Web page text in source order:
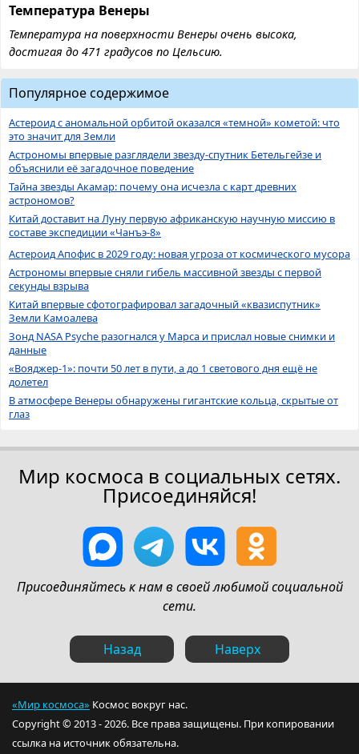
Температура Венеры
Температура на поверхности Венеры очень высока,
достигая до 471 градусов по Цельсию.
Популярное содержимое
Астероид с аномальной орбитой оказался «темной» кометой: что
это значит для Земли
Астрономы впервые разглядели звезду-спутник Бетельгейзе и
объяснили её загадочное поведение
Тайна звезды Акамар: почему она исчезла с карт древних
астрономов?
Китай доставит на Луну первую африканскую научную миссию в
составе экспедиции «Чанъэ-8»
Астероид Апофис в 2029 году: новая угроза от космического мусора
Астрономы впервые сняли гибель массивной звезды с первой
секунды взрыва
Китай впервые сфотографировал загадочный «квазиспутник»
Земли Камоалева
Зонд NASA Psyche разогнался у Марса и прислал новые снимки и
данные
«Вояджер-1»: почти 50 лет в пути, а до 1 светового дня ещё не
долетел
В атмосфере Венеры обнаружены гигантские кольца, скрытые от
глаз
Мир космоса в социальных сетях.
Присоединяйся!
Присоединяйтесь к нам в своей любимой социальной
сети.
Назад Наверх
«Мир космоса» Космос вокруг нас.
Copyright © 2013 - 2026. Все права защищены. При копировании
ссылка на источник обязательна.